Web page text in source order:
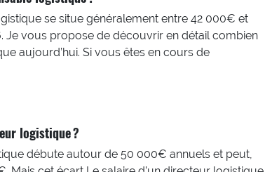
se situe généralement entre 42 000€ et
Je vous propose de découvrir en détail combien
aujourd’hui. Si vous êtes en cours de
logistique ?
débute autour de 50 000€ annuels et peut,